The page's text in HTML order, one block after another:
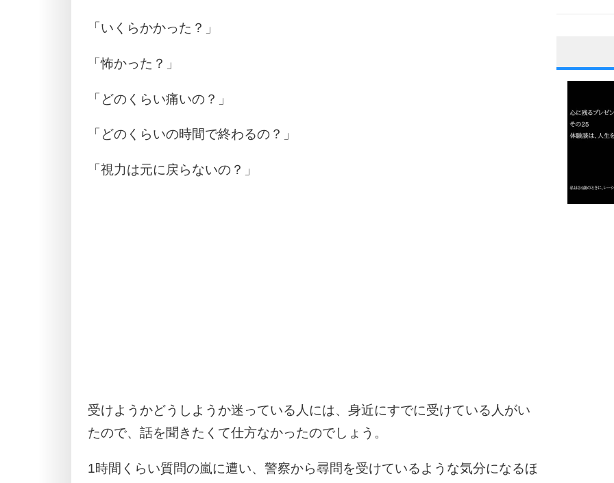
「いくらかかった？」
「怖かった？」
「どのくらい痛いの？」
「どのくらいの時間で終わるの？」
「視力は元に戻らないの？」
受けようかどうしようか迷っている人には、身近にすでに受けている人がい
たので、話を聞きたくて仕方なかったのでしょう。
1時間くらい質問の嵐に遭い、警察から尋問を受けているような気分になるほ
1
3